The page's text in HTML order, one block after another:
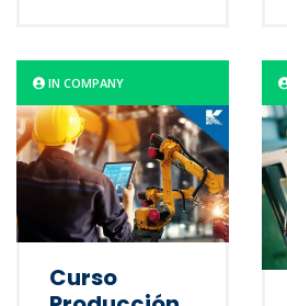
IN COMPANY
Curso